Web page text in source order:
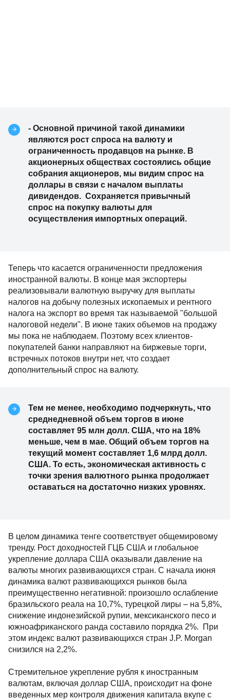
- Основной причиной такой динамики
являются рост спроса на валюту и
ограниченность продавцов на рынке. В
акционерных обществах состоялись общие
собрания акционеров, мы видим спрос на
доллары в связи с началом выплаты
дивидендов. Сохраняется привычный
спрос на покупку валюты для
осуществления импортных операций.
Теперь что касается ограниченности предложения
иностранной валюты. В конце мая экспортеры
реализовывали валютную выручку для выплаты
налогов на добычу полезных ископаемых и рентного
налога на экспорт во время так называемой "большой
налоговой недели". В июне таких объемов на продажу
мы пока не наблюдаем. Поэтому всех клиентов-
покупателей банки направляют на биржевые торги,
встречных потоков внутри нет, что создает
дополнительный спрос на валюту.
Тем не менее, необходимо подчеркнуть, что
среднедневной объем торгов в июне
составляет 95 млн долл. США, что на 18%
меньше, чем в мае. Общий объем торгов на
текущий момент составляет 1,6 млрд долл.
США. То есть, экономическая активность с
точки зрения валютного рынка продолжает
оставаться на достаточно низких уровнях.
В целом динамика тенге соответствует общемировому
тренду. Рост доходностей ГЦБ США и глобальное
укрепление доллара США оказывали давление на
валюты многих развивающихся стран. С начала июня
динамика валют развивающихся рынков была
преимущественно негативной: произошло ослабление
бразильского реала на 10,7%, турецкой лиры – на 5,8%,
снижение индонезийской рупии, мексиканского песо и
южноафриканского ранда составило порядка 2%. При
этом индекс валют развивающихся стран J.P. Morgan
снизился на 2,2%.
Стремительное укрепление рубля к иностранным
валютам, включая доллар США, происходит на фоне
введенных мер контроля движения капитала вкупе с